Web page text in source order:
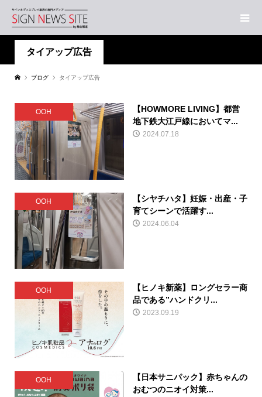
タイアップ広告
ブログ タイアップ広告
OOH
【HOWMORE LIVING】都営
地下鉄大江戸線においてマ...
2024.07.18
OOH
【シヤチハタ】妊娠・出産・子
育てシーンで活躍す...
2024.06.04
OOH
【ヒノキ新薬】ロングセラー商
品である”ハンドクリ...
2023.09.19
OOH
【日本サニパック】赤ちゃんの
おむつのニオイ対策...